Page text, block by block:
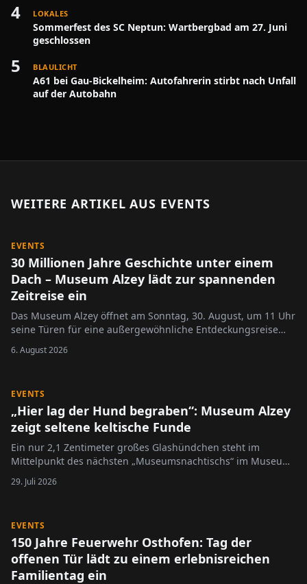
4 LOKALES
Sommerfest des SC Neptun: Wartbergbad am 27. Juni
geschlossen
5 BLAULICHT
A61 bei Gau-Bickelheim: Autofahrerin stirbt nach Unfall
auf der Autobahn
WEITERE ARTIKEL AUS EVENTS
EVENTS
30 Millionen Jahre Geschichte unter einem
Dach – Museum Alzey lädt zur spannenden
Zeitreise ein
Das Museum Alzey öffnet am Sonntag, 30. August, um 11 Uhr
seine Türen für eine außergewöhnliche Entdeckungsreise
6. August 2026
EVENTS
„Hier lag der Hund begraben“: Museum Alzey
zeigt seltene keltische Funde
Ein nur 2,1 Zentimeter großes Glashündchen steht im
Mittelpunkt des nächsten „Museumsnachtischs“ im Museum
Alzey. Unter dem Titel „Hier lag der Hund begraben“ widmet
sich die Veranstaltung am 11. August 2026 dem
29. Juli 2026
EVENTS
150 Jahre Feuerwehr Osthofen: Tag der
offenen Tür lädt zu einem erlebnisreichen
Familientag ein